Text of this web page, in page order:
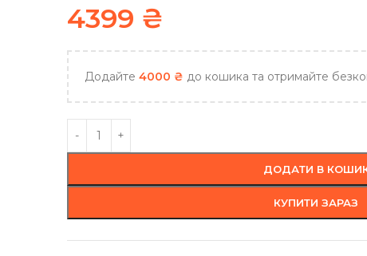
4399 ₴
Додайте 4000 ₴ до кошика та отримайте
ДОДАТИ В
КУПИТИ ЗАРАЗ